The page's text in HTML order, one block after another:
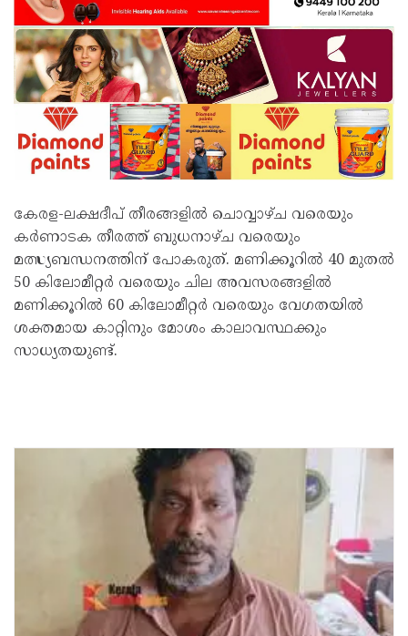
കേരള-ലക്ഷദീപ് തീരങ്ങളിൽ ചൊവ്വാഴ്ച വരെയും
കർണാടക തീരത്ത്‌ ബുധനാഴ്ച വരെയും
മത്സ്യബന്ധനത്തിന് പോകരുത്. മണിക്കൂറിൽ 40 മുതൽ
50 കിലോമീറ്റർ വരെയും ചില അവസരങ്ങളിൽ
മണിക്കൂറിൽ 60 കിലോമീറ്റർ വരെയും വേഗതയിൽ
ശക്തമായ കാറ്റിനും മോശം കാലാവസ്ഥക്കും
സാധ്യതയുണ്ട്.